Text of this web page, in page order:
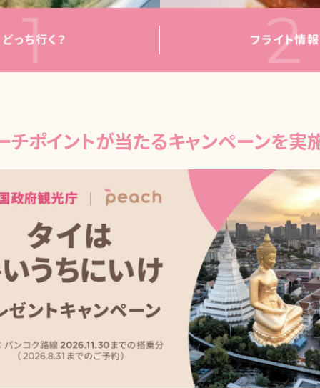
どっち行く？
1 フライト情報
2
チポイントが当たるキャンペーンを実